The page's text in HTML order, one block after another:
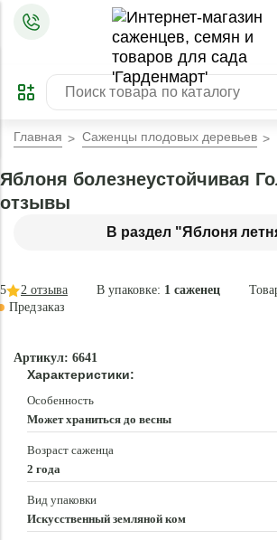
ПРЕДЗАКАЗ
ЗАБРОНИРОВАТЬ
ЛУЧШЕЕ
Главная Саженцы плодовых деревьев
В раздел "Яблоня
Яблоня болезнеустойчивая
отзывы
В упаковке: 1 саженец
5 2 отзыва
Предзаказ
Артикул: 6641
Характеристики:
Особенность
Может храниться до весны
Возраст саженца
2 года
Вид упаковки
Искусственный земляной ком